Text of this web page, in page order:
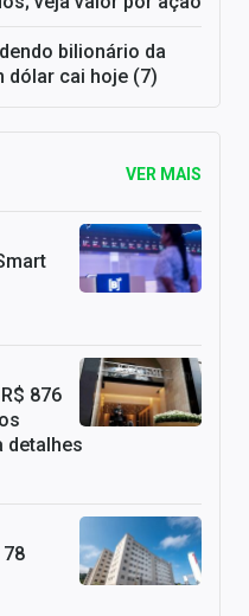
bilionário da
dólar cai hoje (7)
VER MAIS
876
detalhes
78